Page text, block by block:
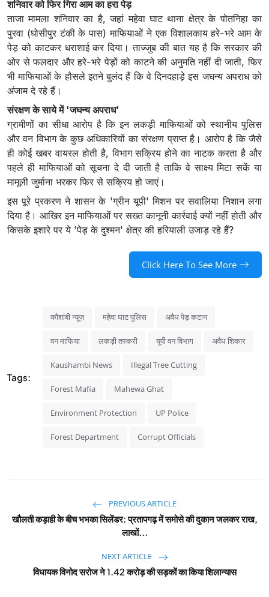
शनिवार को फिर गिरा आम का हरा पेड़
ताजा मामला शनिवार का है, जहां महेवा घाट थाना क्षेत्र के पोतनिहा का
पुरवा (घोसीपुर टंकी के पास) माफियाओं ने एक विशालकाय हरे-भरे आम के
पेड़ को काटकर धराशाई कर दिया। ताज्जुब की बात यह है कि सरकार की
ओर से फलदार और हरे-भरे पेड़ों को काटने की अनुमति नहीं दी जाती, फिर
भी माफियाओं के हौसले इतने बुलंद हैं कि वे दिनदहाड़े इस जघन्य अपराध को
अंजाम दे रहे हैं।
संरक्षण के साये में 'जघन्य अपराध'
ग्रामीणों का सीधा आरोप है कि इन लकड़ी माफियाओं को स्थानीय पुलिस
और वन विभाग के कुछ अधिकारियों का संरक्षण प्राप्त है। आरोप है कि जैसे
ही कोई खबर वायरल होती है, विभाग सक्रिय होने का नाटक करता है और
पहले ही माफियाओं को सूचना दे दी जाती है ताकि वे साक्ष्य मिटा सकें या
मामूली जुर्माना भरकर फिर से सक्रिय हो जाएं।
इस पूरे प्रकरण ने शासन के 'ग्रीन यूपी' मिशन पर सवालिया निशान लगा
दिया है। आखिर इन माफियाओं पर सख्त कानूनी कार्रवाई क्यों नहीं होती और
किसके इशारे पर ये 'पेड़ के दुश्मन' क्षेत्र की हरियाली उजाड़ रहे हैं?
Click Here To See More
Tags:
कौशांबी न्यूज़ महेवा घाट पुलिस अवैध पेड़ कटान
वन माफिया लकड़ी तस्करी यूपी वन विभाग अवैध शिकार
Kaushambi News Illegal Tree Cutting
Forest Mafia Mahewa Ghat
Environment Protection UP Police
Forest Department Corrupt Officials
PREVIOUS ARTICLE
खौलती कड़ाही के बीच भभका सिलेंडर: प्रतापगढ़ में समोसे की दुकान जलकर राख,
लाखों...
NEXT ARTICLE
विधायक विनोद सरोज ने 1.42 करोड़ की सड़कों का किया शिलान्यास